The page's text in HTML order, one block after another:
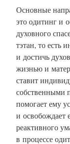
Основные
это одитинг и
духовного
тэтан, то есть
и достичь
жизнью и
ставит
собственными
помогает ему
и освобождает
реактивного
в процессе